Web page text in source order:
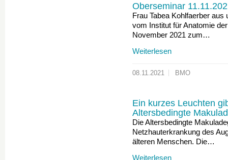
Oberseminar
Frau Tabea Kohlfaerber
vom Institut für Anatomie
November 2021 zum…
Weiterlesen
08.11.2021 BMO
Ein kurzes Leuchten
Altersbedingte
Die Altersbedingte
Netzhauterkrankung des
älteren Menschen. Die…
Weiterlesen